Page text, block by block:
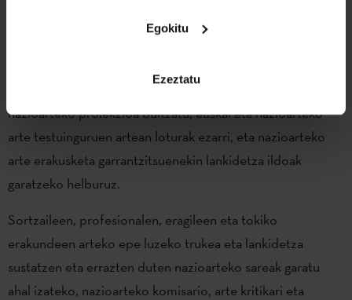
Egokitu
Ezeztatu
ZABAL programa euskal sorkuntza garaikidearen
nazioarteko proiekzioa bultzatu, euskal eta nazioarteko
arte testuinguruen artean loturak ezarri, eta nazioarteko
arte erakusketa garrantzitsuenekin lankidetza ildoak
garatzeko helburuz.
Sortzaileen, profesionalen, eragileen eta tokiko
erakundeen arteko epe luzeko trukea eta lankidetza
sustatzen eta errazten duten nazioarteko sareak garatu
ahal izateko, nazioarteko komisario, arte kritikari eta